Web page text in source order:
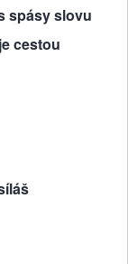
spásy slovu
cestou